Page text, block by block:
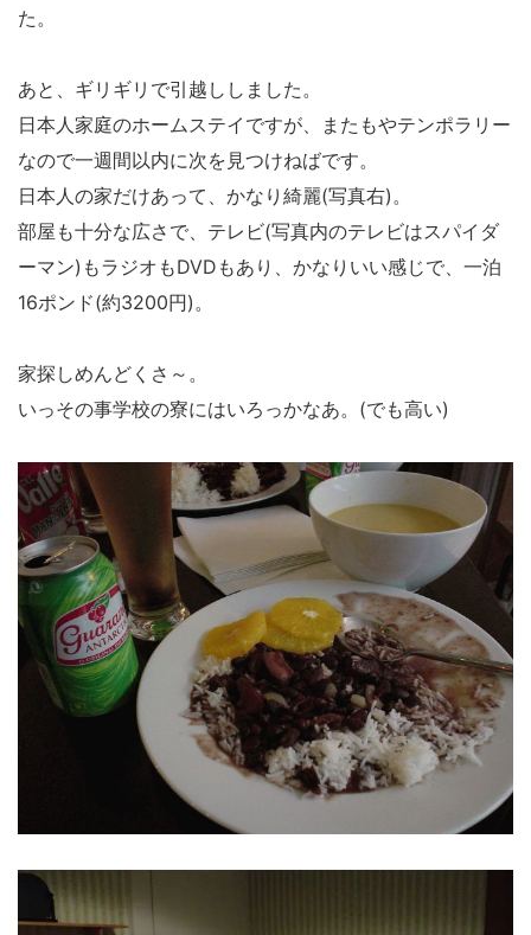
た。
あと、ギリギリで引越ししました。
日本人家庭のホームステイですが、またもやテンポラリー
なので一週間以内に次を見つけねばです。
日本人の家だけあって、かなり綺麗(写真右)。
部屋も十分な広さで、テレビ(写真内のテレビはスパイダ
ーマン)もラジオもDVDもあり、かなりいい感じで、一泊
16ポンド(約3200円)。
家探しめんどくさ～。
いっその事学校の寮にはいろっかなあ。(でも高い)